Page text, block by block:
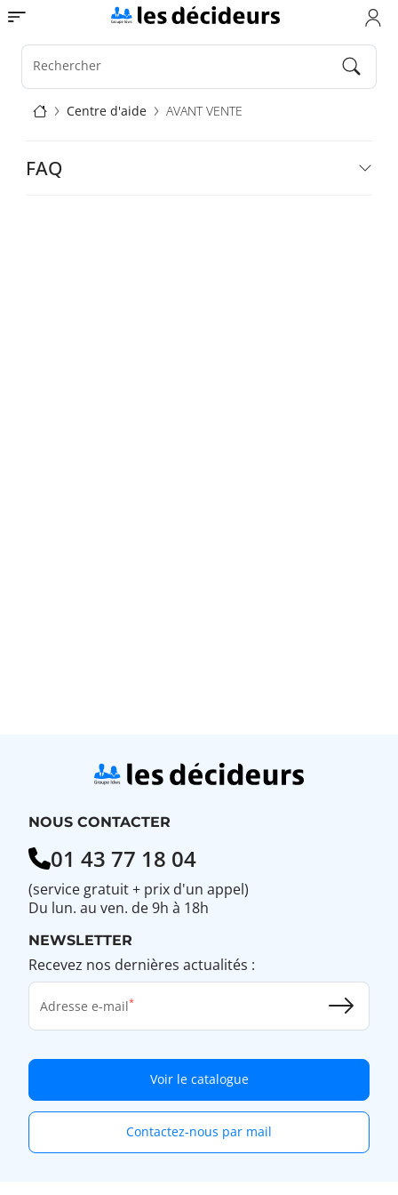
Aller
au
contenu
principal
Toggle navigation
Rechercher
Fil
Centre d'aide AVANT VENTE
FAQ
NOUS CONTACTER
01 43 77 18 04
(service gratuit + prix d'un appel)
Du lun. au ven. de 9h à 18h
NEWSLETTER
Recevez nos dernières actualités :
Adresse e-mail
Voir le catalogue
Contactez-nous par mail